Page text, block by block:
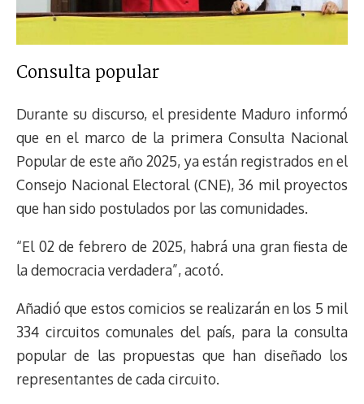
Consulta popular
Durante su discurso, el presidente Maduro informó
que en el marco de la primera Consulta Nacional
Popular de este año 2025, ya están registrados en el
Consejo Nacional Electoral (CNE), 36 mil proyectos
que han sido postulados por las comunidades.
“El 02 de febrero de 2025, habrá una gran fiesta de
la democracia verdadera”, acotó.
Añadió que estos comicios se realizarán en los 5 mil
334 circuitos comunales del país, para la consulta
popular de las propuestas que han diseñado los
representantes de cada circuito.